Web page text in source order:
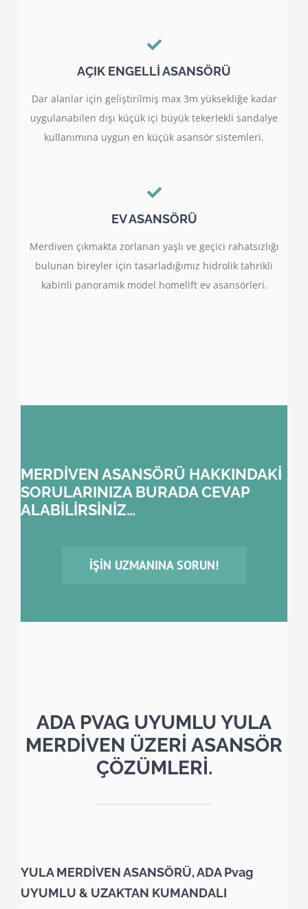
AÇIK ENGELLİ ASANSÖRÜ
Dar alanlar için geliştirilmiş max 3m yüksekliğe kadar
uygulanabilen dışı küçük içi büyük tekerlekli sandalye
kullanımına uygun en küçük asansör sistemleri.
EV ASANSÖRÜ
Merdiven çıkmakta zorlanan yaşlı ve geçici rahatsızlığı
bulunan bireyler için tasarladığımız hidrolik tahrikli
kabinli panoramik model homelift ev asansörleri.
MERDİVEN ASANSÖRÜ HAKKINDAKİ
SORULARINIZA BURADA CEVAP
ALABİLİRSİNİZ…
İŞIN UZMANINA SORUN!
ADA PVAG UYUMLU YULA
MERDİVEN ÜZERİ ASANSÖR
ÇÖZÜMLERİ.
YULA MERDİVEN ASANSÖRÜ, ADA Pvag
UYUMLU & UZAKTAN KUMANDALI